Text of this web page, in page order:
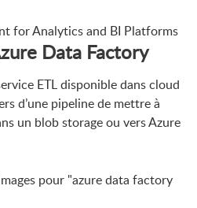
Data Factory
ETL disponible dans cloud
d’une pipeline de mettre à
un blob storage ou vers Azure